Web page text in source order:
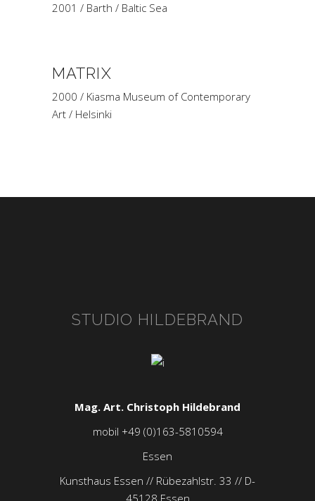
2001 / Barth / Baltic Sea
MATRIX
2000 / Kiasma Museum of Contemporary
Art / Helsinki
STUDIO HILDEBRAND
Mag. Art. Christoph Hildebrand
mobil +49 (0)163-5810594
Essen
Kunsthaus Essen // Rübezahlstr. 33 // D-
45128 Essen